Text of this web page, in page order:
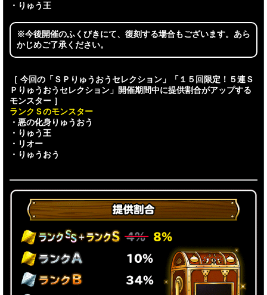
・りゅう王
※今後開催のふくびきにて、復刻する場合もございます。あら
かじめご了承ください。
［ 今回の「ＳＰりゅうおうセレクション」「１５回限定！５連Ｓ
Ｐりゅうおうセレクション」開催期間中に提供割合がアップする
モンスター ］
ランクＳのモンスター
・悪の化身りゅうおう
・りゅう王
・リオー
・りゅうおう